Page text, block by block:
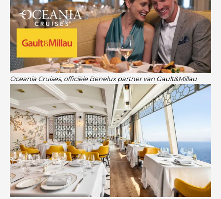
Oceania Cruises, officiële Benelux partner van Gault&Millau